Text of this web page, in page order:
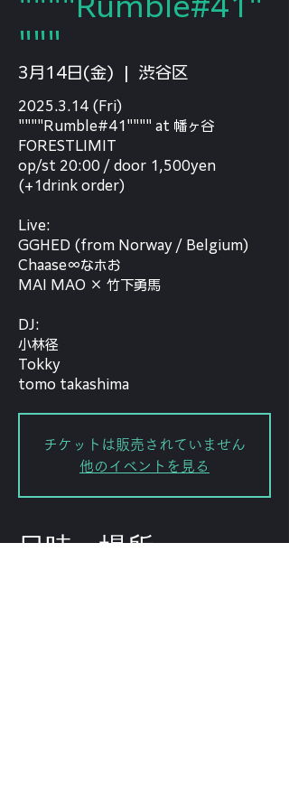
""""Rumble#41"
"""
3月14日(金) 渋谷区
2025.3.14 (Fri)
""""Rumble#41"""" at 幡ヶ谷
FORESTLIMIT
op/st 20:00 / door 1,500yen
(+1drink order)
Live:
GGHED (from Norway / Belgium)
Chaase∞なホお
MAI MAO × 竹下勇馬
DJ:
小林径
Tokky
tomo takashima
チケットは販売されていません
他のイベントを見る
日時・場所